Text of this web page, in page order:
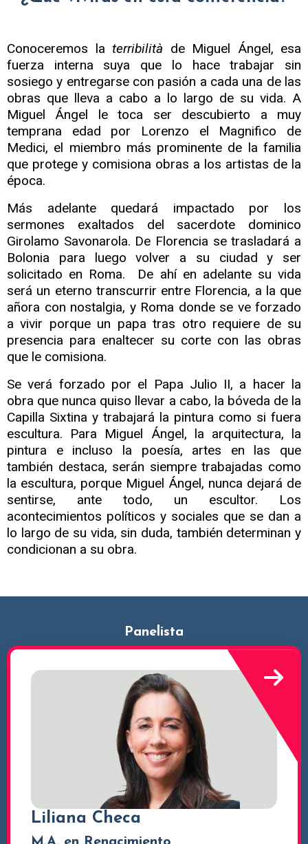
Conoceremos la terribilità de Miguel Ángel, esa
fuerza interna suya que lo hace trabajar sin
sosiego y entregarse con pasión a cada una de las
obras que lleva a cabo a lo largo de su vida. A
Miguel Ángel le toca ser descubierto a muy
temprana edad por Lorenzo el Magnifico de
Medici, el miembro más prominente de la familia
que protege y comisiona obras a los artistas de la
época.
Más adelante quedará impactado por los
sermones exaltados del sacerdote dominico
Girolamo Savonarola. De Florencia se trasladará a
Bolonia para luego volver a su ciudad y ser
solicitado en Roma. De ahí en adelante su vida
será un eterno transcurrir entre Florencia, a la que
añora con nostalgia, y Roma donde se ve forzado
a vivir porque un papa tras otro requiere de su
presencia para enaltecer su corte con las obras
que le comisiona.
Se verá forzado por el Papa Julio II, a hacer la
obra que nunca quiso llevar a cabo, la bóveda de la
Capilla Sixtina y trabajará la pintura como si fuera
escultura. Para Miguel Ángel, la arquitectura, la
pintura e incluso la poesía, artes en las que
también destaca, serán siempre trabajadas como
la escultura, porque Miguel Ángel, nunca dejará de
sentirse, ante todo, un escultor. Los
acontecimientos políticos y sociales que se dan a
lo largo de su vida, sin duda, también determinan y
condicionan a su obra.
Panelista
Liliana Checa